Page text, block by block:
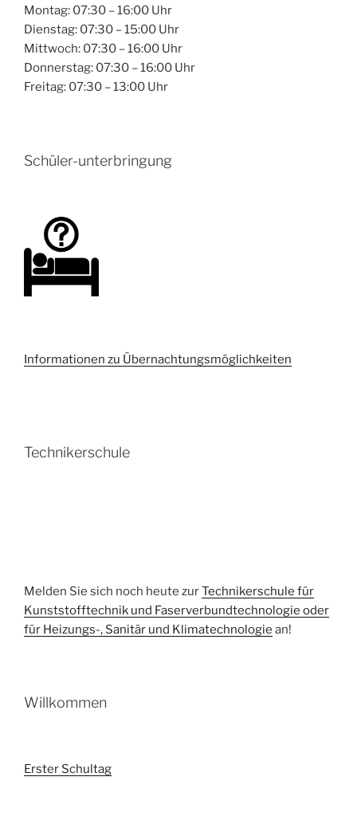
Montag: 07:30 – 16:00 Uhr
Dienstag: 07:30 – 15:00 Uhr
Mittwoch: 07:30 – 16:00 Uhr
Donnerstag: 07:30 – 16:00 Uhr
Freitag: 07:30 – 13:00 Uhr
Schüler-unterbringung
Informationen zu Übernachtungsmöglichkeiten
Technikerschule
Melden Sie sich noch heute zurTechnikerschule für
Kunststofftechnik und Faserverbundtechnologie oder
für Heizungs-, Sanitär und Klimatechnologie an!
Willkommen
Erster Schultag